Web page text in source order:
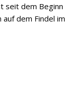
seit dem Beginn
dem Findel im